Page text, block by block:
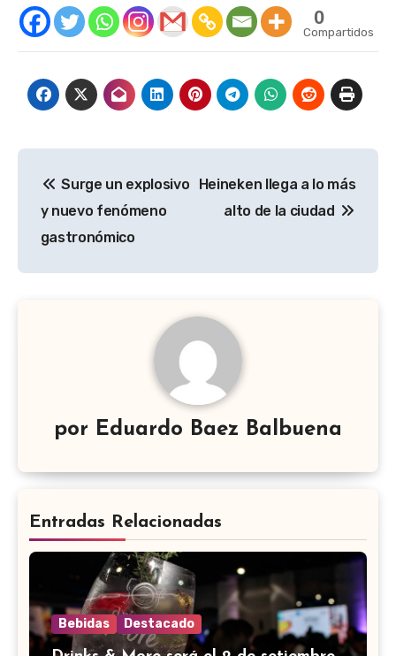
0
Compartidos
de
entradas
Surge un explosivo
y nuevo fenómeno
gastronómico
Heineken llega a lo más
alto de la ciudad
por Eduardo Baez Balbuena
Entradas Relacionadas
Bebidas Destacado